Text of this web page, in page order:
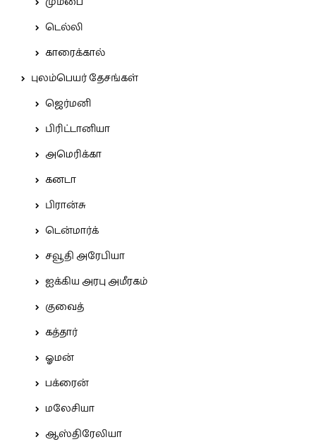
டெல்லி
காரைக்கால்
புலம்பெயர் தேசங்கள்
ஜெர்மனி
பிரிட்டானியா
அமெரிக்கா
கனடா
பிரான்சு
டென்மார்க்
சவூதி அரேபியா
ஐக்கிய அரபு அமீரகம்
குவைத்
கத்தார்
ஓமன்
பக்ரைன்
மலேசியா
ஆஸ்திரேலியா